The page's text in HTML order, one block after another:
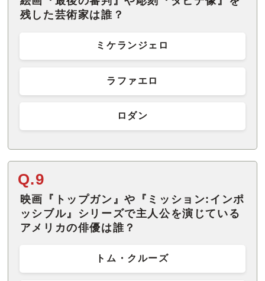
残した芸術家は誰？
ミケランジェロ
ラファエロ
ロダン
Q.9
映画『トップガン』や『ミッション:インポ
ッシブル』シリーズで主人公を演じている
アメリカの俳優は誰？
トム・クルーズ